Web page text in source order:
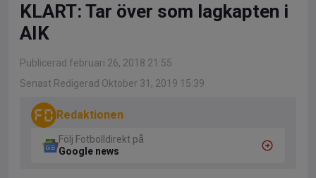
KLART: Tar över som lagkapten i
AIK
Publicerad februari 26, 2018 21:55
Senast Redigerad Oktober 31, 2019 15:39
Redaktionen
Följ Fotbolldirekt på
Google news